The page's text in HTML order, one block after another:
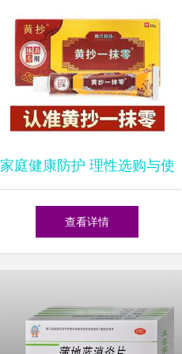
家庭健康防护 理性选购与使
用杀菌消毒药品
查看详情